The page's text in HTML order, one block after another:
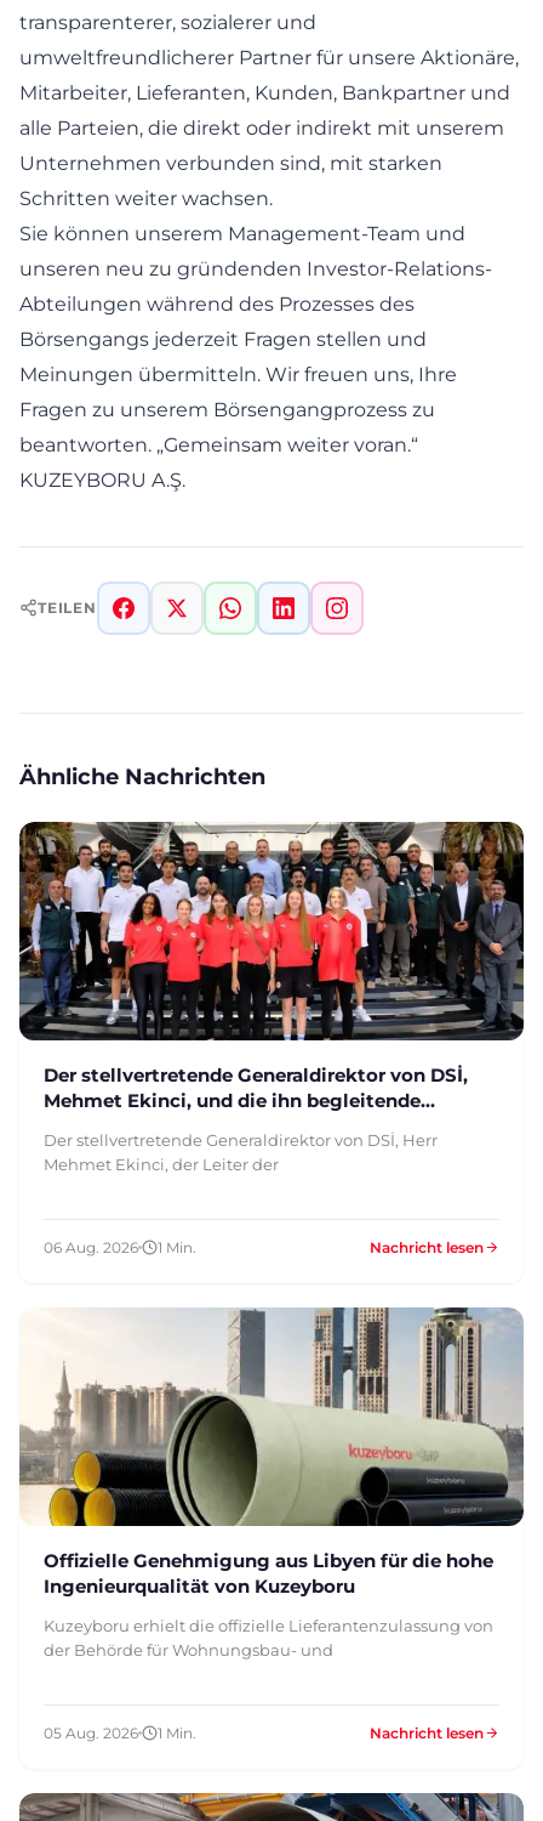
transparenterer, sozialerer und
umweltfreundlicherer Partner für unsere Aktionäre,
Mitarbeiter, Lieferanten, Kunden, Bankpartner und
alle Parteien, die direkt oder indirekt mit unserem
Unternehmen verbunden sind, mit starken
Schritten weiter wachsen.
Sie können unserem Management-Team und
unseren neu zu gründenden Investor-Relations-
Abteilungen während des Prozesses des
Börsengangs jederzeit Fragen stellen und
Meinungen übermitteln. Wir freuen uns, Ihre
Fragen zu unserem Börsengangprozess zu
beantworten. „Gemeinsam weiter voran.“
KUZEYBORU A.Ş.
TEILEN
Ähnliche Nachrichten
Der stellvertretende Generaldirektor von DSİ,
Mehmet Ekinci, und die ihn begleitende
Der stellvertretende Generaldirektor von DSİ, Herr
Mehmet Ekinci, der Leiter der
06 Aug. 2026 1 Min. Nachricht lesen
Offizielle Genehmigung aus Libyen für die hohe
Ingenieurqualität von Kuzeyboru
Kuzeyboru erhielt die offizielle Lieferantenzulassung von
der Behörde für Wohnungsbau- und
05 Aug. 2026 1 Min. Nachricht lesen